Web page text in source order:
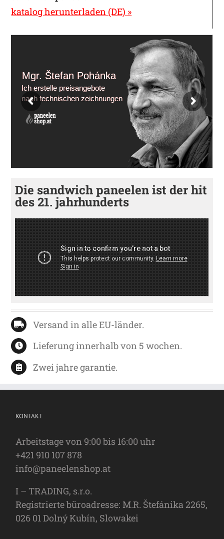
katalog herunterladen (DE) »
Mgr. Štefan Pohánka
Ich erstelle preisangebote
nach technischen zeichnungen
Die sandwich paneelen ist der hit
des 21. jahrhunderts
Versand in alle EU-länder.
Lieferung innerhalb von 5 wochen.
Zwei jahre garantie.
KONTAKT
Arbeitstage von 9:00 bis 16:00 uhr
+421 910 107 878
info@paneelenshop.at
I – TRADING, s.r.o.
Registrierte büroadresse: M.R. Štefánika 2265,
026 01 Dolný Kubín, Slowakei